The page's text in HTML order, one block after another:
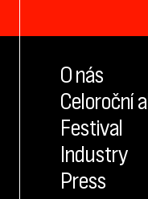
O nás
Celoroční
Festival
Industry
Press